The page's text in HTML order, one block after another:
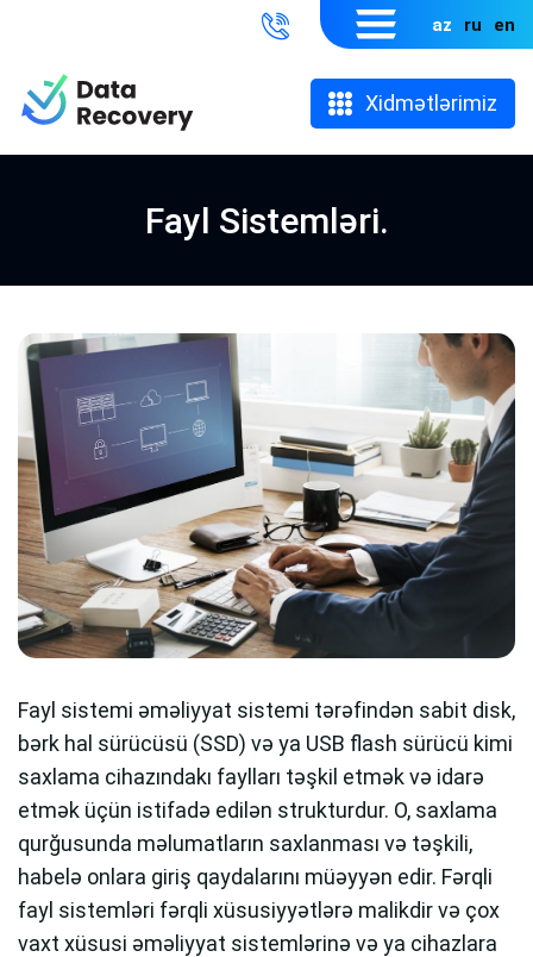
az ru en
Xidmətlərimiz
Fayl Sistemləri.
Fayl sistemi əməliyyat sistemi tərəfindən sabit disk,
bərk hal sürücüsü (SSD) və ya USB flash sürücü kimi
saxlama cihazındakı faylları təşkil etmək və idarə
etmək üçün istifadə edilən strukturdur. O, saxlama
qurğusunda məlumatların saxlanması və təşkili,
habelə onlara giriş qaydalarını müəyyən edir. Fərqli
fayl sistemləri fərqli xüsusiyyətlərə malikdir və çox
vaxt xüsusi əməliyyat sistemlərinə və ya cihazlara